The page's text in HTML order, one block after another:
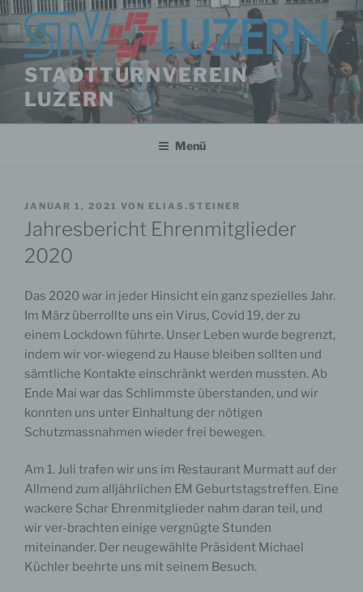
Zum
Inhalt
springen
STADTTURNVEREIN
LUZERN
Menü
VERÖFFENTLICHT
AM
JANUAR 1, 2021 VON ELIAS.STEINER
Jahresbericht Ehrenmitglieder
2020
Das 2020 war in jeder Hinsicht ein ganz spezielles Jahr.
Im März überrollte uns ein Virus, Covid 19, der zu
einem Lockdown führte. Unser Leben wurde begrenzt,
indem wir vor-wiegend zu Hause bleiben sollten und
sämtliche Kontakte einschränkt werden mussten. Ab
Ende Mai war das Schlimmste überstanden, und wir
konnten uns unter Einhaltung der nötigen
Schutzmassnahmen wieder frei bewegen.
Am 1. Juli trafen wir uns im Restaurant Murmatt auf der
Allmend zum alljährlichen EM Geburtstagstreffen. Eine
wackere Schar Ehrenmitglieder nahm daran teil, und
wir ver-brachten einige vergnügte Stunden
miteinander. Der neugewählte Präsident Michael
Küchler beehrte uns mit seinem Besuch.